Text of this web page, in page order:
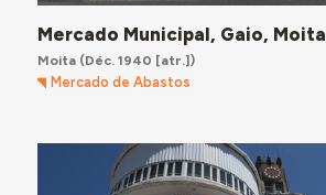
Mercado Municipal, Gaio, Moita
Moita(Déc. 1940 [atr.])
Mercado de Abastos